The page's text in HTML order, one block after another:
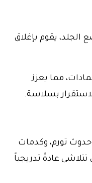
الجلد، يقوم بإغلاق
مما يعزز
بسلاسة.
حدوث تورم، وكدمات
عادةً تدريجياً